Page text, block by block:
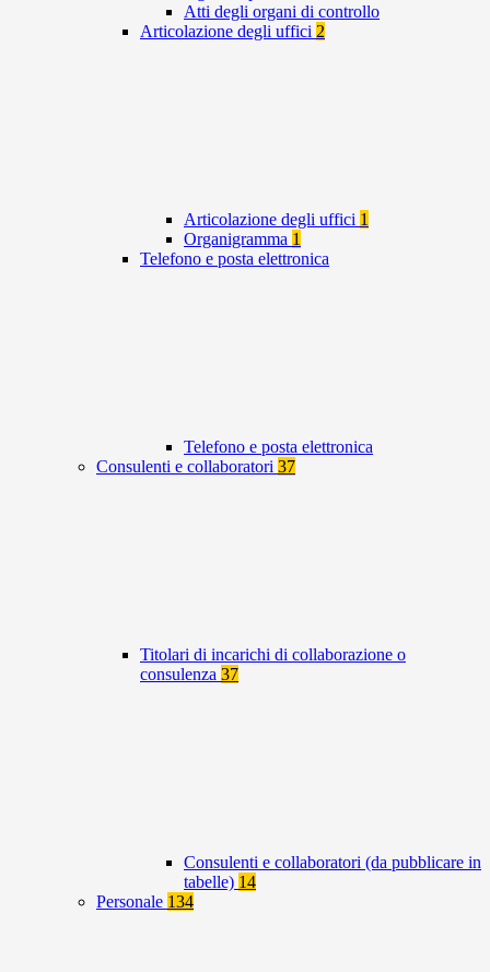
Atti degli organi di controllo
Articolazione degli uffici 2
Articolazione degli uffici 1
Organigramma 1
Telefono e posta elettronica
Telefono e posta elettronica
Consulenti e collaboratori 37
Titolari di incarichi di collaborazione o
consulenza 37
Consulenti e collaboratori (da pubblicare in
tabelle) 14
Personale 134